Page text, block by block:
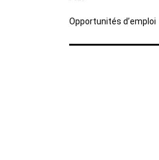
Opportunités d’emploi